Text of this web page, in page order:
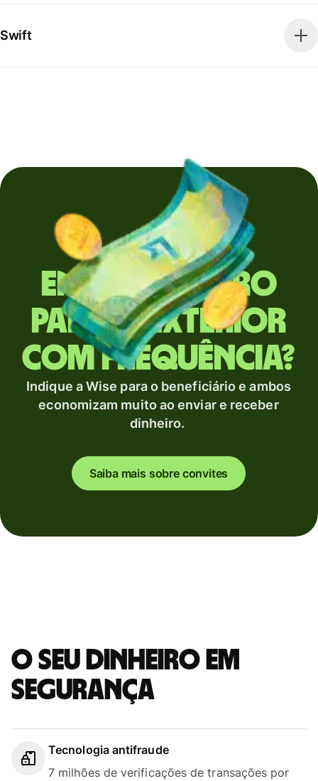
Swift
Envia dinheiro
para o exterior
com frequência?
Indique a Wise para o beneficiário e ambos
economizam muito ao enviar e receber
dinheiro.
Saiba mais sobre convites
O seu dinheiro em
segurança
Tecnologia antifraude
7 milhões de verificações de transações por